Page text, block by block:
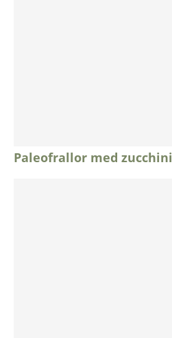
Paleofrallor med zucchini